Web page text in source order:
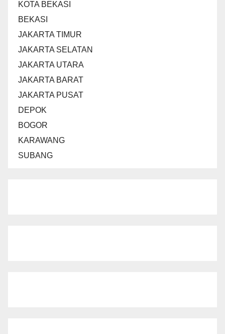
KOTA BEKASI
BEKASI
JAKARTA TIMUR
JAKARTA SELATAN
JAKARTA UTARA
JAKARTA BARAT
JAKARTA PUSAT
DEPOK
BOGOR
KARAWANG
SUBANG